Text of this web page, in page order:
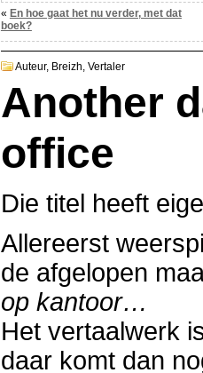
« En hoe gaat het nu verder, met dat
boek?
Auteur, Breizh, Vertaler
Another
office
Die titel heeft
Allereerst
de afgelopen
op kantoor…
Het vertaalwerk
daar komt dan